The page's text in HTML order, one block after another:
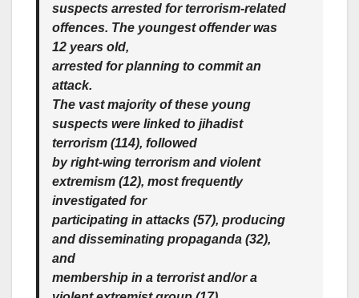
suspects arrested for terrorism-related
offences. The youngest offender was
12 years old,
arrested for planning to commit an
attack.
The vast majority of these young
suspects were linked to jihadist
terrorism (114), followed
by right-wing terrorism and violent
extremism (12), most frequently
investigated for
participating in attacks (57), producing
and disseminating propaganda (32),
and
membership in a terrorist and/or a